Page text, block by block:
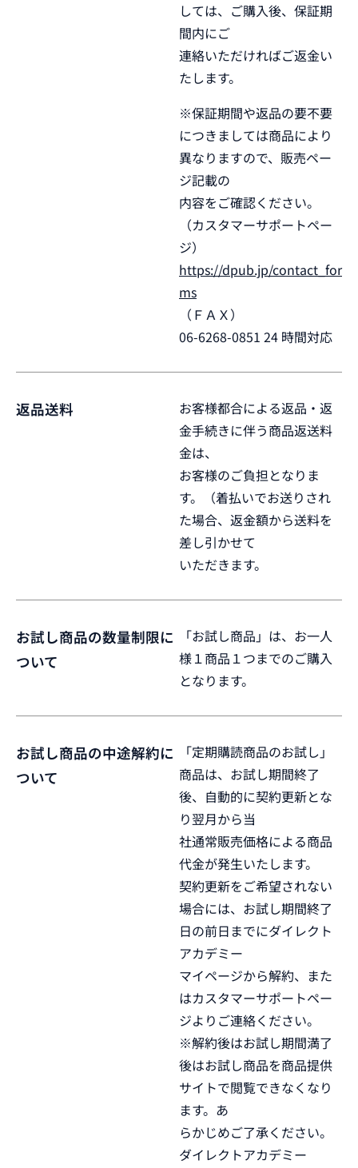
しては、ご購入後、保証期
間内にご
連絡いただければご返金い
たします。
※保証期間や返品の要不要
につきましては商品により
異なりますので、販売ペー
ジ記載の
内容をご確認ください。
（カスタマーサポートペー
ジ）
https://dpub.jp/contact_for
ms
（ＦＡＸ）
06-6268-0851 24 時間対応
返品送料
お客様都合による返品・返
金手続きに伴う商品返送料
金は、
お客様のご負担となりま
す。（着払いでお送りされ
た場合、返金額から送料を
差し引かせて
いただきます。
お試し商品の数量制限に
ついて
「お試し商品」は、お一人
様１商品１つまでのご購入
となります。
お試し商品の中途解約に
ついて
「定期購読商品のお試し」
商品は、お試し期間終了
後、自動的に契約更新とな
り翌月から当
社通常販売価格による商品
代金が発生いたします。
契約更新をご希望されない
場合には、お試し期間終了
日の前日までにダイレクト
アカデミー
マイページから解約、また
はカスタマーサポートペー
ジよりご連絡ください。
※解約後はお試し期間満了
後はお試し商品を商品提供
サイトで閲覧できなくなり
ます。あ
らかじめご了承ください。
ダイレクトアカデミー